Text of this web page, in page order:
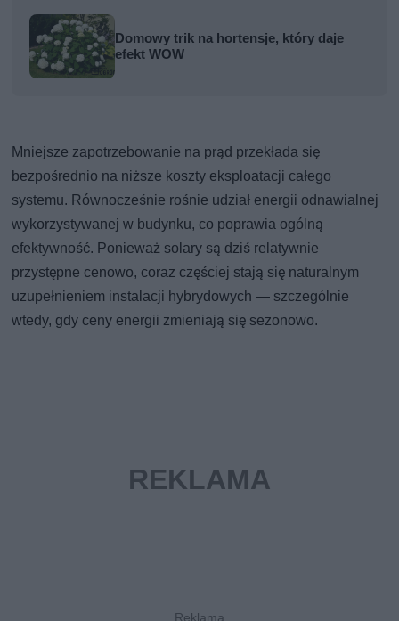
Domowy trik na hortensje, który daje
efekt WOW
Mniejsze zapotrzebowanie na prąd przekłada się
bezpośrednio na niższe koszty eksploatacji całego
systemu. Równocześnie rośnie udział energii odnawialnej
wykorzystywanej w budynku, co poprawia ogólną
efektywność. Ponieważ solary są dziś relatywnie
przystępne cenowo, coraz częściej stają się naturalnym
uzupełnieniem instalacji hybrydowych — szczególnie
wtedy, gdy ceny energii zmieniają się sezonowo.